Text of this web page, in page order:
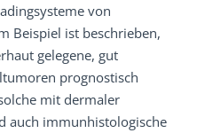
von
Beispiel ist beschrieben,
gelegene, gut
prognostisch
mit dermaler
auch immunhistologische